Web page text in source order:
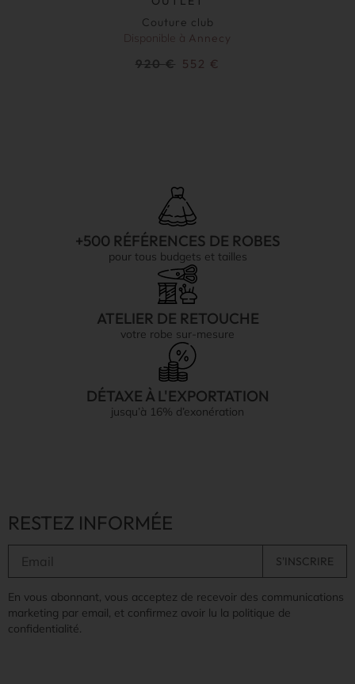
Couture club
Disponible à Annecy
920€ 552 €
+500 RÉFÉRENCES DE ROBES
pour tous budgets et tailles
ATELIER DE RETOUCHE
votre robe sur-mesure
DÉTAXE À L'EXPORTATION
jusqu’à 16% d’exonération
RESTEZ INFORMÉE
En vous abonnant, vous acceptez de recevoir des communications
marketing par email, et confirmez avoir lu la politique de
confidentialité.